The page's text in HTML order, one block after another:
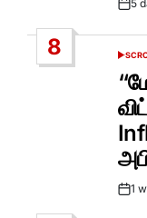
Post
5
8
IN
Post
1